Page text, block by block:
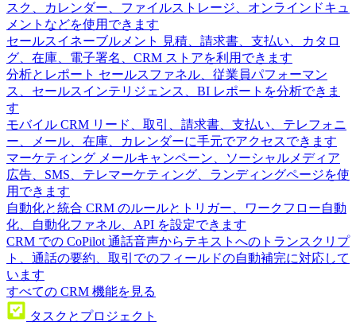
スク、カレンダー、ファイルストレージ、オンラインドキュ
メントなどを使用できます
セールスイネーブルメント
見積、請求書、支払い、カタロ
グ、在庫、電子署名、CRM ストアを利用できます
分析とレポート セールスファネル、従業員パフォーマン
ス、セールスインテリジェンス、BI レポートを分析できま
す
モバイル CRM リード、取引、請求書、支払い、テレフォニ
ー、メール、在庫、カレンダーに手元でアクセスできます
マーケティング メールキャンペーン、ソーシャルメディア
広告、SMS、テレマーケティング、ランディングページを使
用できます
自動化と統合 CRM のルールとトリガー、ワークフロー自動
化、自動化ファネル、API を設定できます
CRM での CoPilot 通話音声からテキストへのトランスクリプ
ト、通話の要約、取引でのフィールドの自動補完に対応して
います
すべての CRM 機能を見る
タスクとプロジェクト